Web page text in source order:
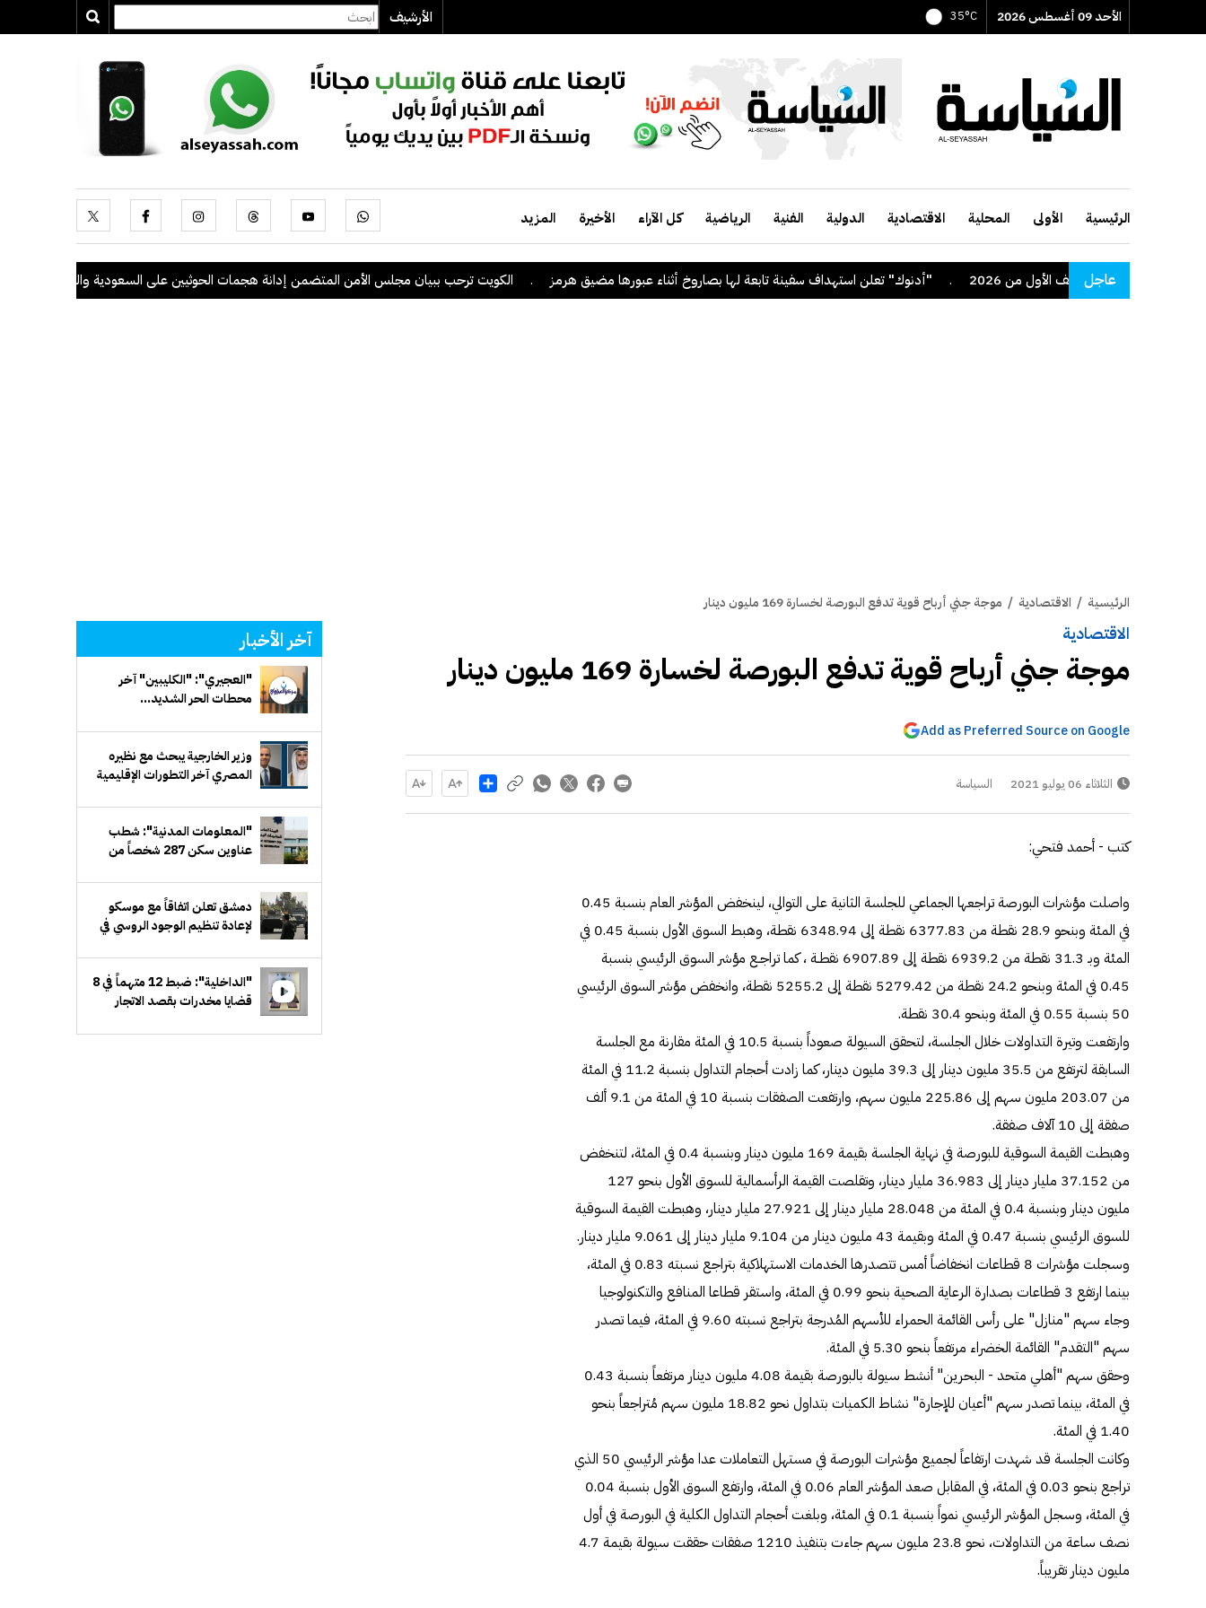
الأحد 09 أغسطس 2026 35°C الأرشيف
الرئيسية الأولى المحلية الاقتصادية الدولية الفنية الرياضية كل الآراء الأخيرة المزيد
عاجل . "أدنوك" تعلن استهداف سفينة تابعة لها بصاروخ أثناء عبورها مضيق هرمز . الكويت ترحب ببيان مجلس الأمن المتضمن إدانة هجمات الحوثيين على السعودية والسفن التجارية
الرئيسية / الاقتصادية / موجة جني أرباح قوية تدفع البورصة لخسارة 169 مليون دينار
الاقتصادية
موجة جني أرباح قوية تدفع البورصة لخسارة 169 مليون دينار
Add as Preferred Source on Google
الثلاثاء 06 يوليو 2021 السياسة Share
كتب - أحمد فتحي:
واصلت مؤشرات البورصة تراجعها الجماعي للجلسة الثانية على التوالي، لينخفض المؤشر العام بنسبة 0.45
في المئة وبنحو 28.9 نقطة من 6377.83 نقطة إلى 6348.94 نقطة، وهبط السوق الأول بنسبة 0.45 في
المئة وبـ 31.3 نقطة من 6939.2 نقطة إلى 6907.89 نقطـة ، كما تراجـع مؤشر السوق الرئيسي بنسبة
0.45 في المئة وبنحو 24.2 نقطة من 5279.42 نقطة إلى 5255.2 نقطة، وانخفض مؤشر السوق الرئيسي
50 بنسبة 0.55 في المئة وبنحو 30.4 نقطة.
وارتفعت وتيرة التداولات خلال الجلسة، لتحقق السيولة صعوداً بنسبة 10.5 في المئة مقارنة مع الجلسة
السابقة لترتفع من 35.5 مليون دينار إلى 39.3 مليون دينار، كما زادت أحجام التداول بنسبة 11.2 في المئة
من 203.07 مليون سهم إلى 225.86 مليون سهم، وارتفعت الصفقات بنسبة 10 في المئة من 9.1 ألف
صفقة إلى 10 آلاف صفقة.
وهبطت القيمة السوقية للبورصة في نهاية الجلسة بقيمة 169 مليون دينار وبنسبة 0.4 في المئة، لتنخفض
من 37.152 مليار دينار إلى 36.983 مليار دينار، وتقلصت القيمة الرأسمالية للسوق الأول بنحو 127
مليون دينار وبنسبة 0.4 في المئة من 28.048 مليار دينار إلى 27.921 مليار دينار، وهبطت القيمة السوقية
للسوق الرئيسي بنسبة 0.47 في المئة وبقيمة 43 مليون دينار من 9.104 مليار دينار إلى 9.061 مليار دينار.
وسجلت مؤشرات 8 قطاعات انخفاضاً أمس تتصدرها الخدمات الاستهلاكية بتراجع نسبته 0.83 في المئة،
بينما ارتفع 3 قطاعات بصدارة الرعاية الصحية بنحو 0.99 في المئة، واستقر قطاعا المنافع والتكنولوجيا
وجاء سهم "منازل" على رأس القائمة الحمراء للأسهم المُدرجة بتراجع نسبته 9.60 في المئة، فيما تصدر
سهم "التقدم" القائمة الخضراء مرتفعاً بنحو 5.30 في المئة.
وحقق سهم "أهلي متحد - البحرين" أنشط سيولة بالبورصة بقيمة 4.08 مليون دينار مرتفعاً بنسبة 0.43
في المئة، بينما تصدر سهم "أعيان للإجارة" نشاط الكميات بتداول نحو 18.82 مليون سهم مُتراجعاً بنحو
1.40 في المئة.
وكانت الجلسة قد شهدت ارتفاعاً لجميع مؤشرات البورصة في مستهل التعاملات عدا مؤشر الرئيسي 50 الذي
تراجع بنحو 0.03 في المئة، في المقابل صعد المؤشر العام 0.06 في المئة، وارتفع السوق الأول بنسبة 0.04
في المئة، وسجل المؤشر الرئيسي نمواً بنسبة 0.1 في المئة، وبلغت أحجام التداول الكلية في البورصة في أول
نصف ساعة من التداولات، نحو 23.8 مليون سهم جاءت بتنفيذ 1210 صفقات حققت سيولة بقيمة 4.7
مليون دينار تقريباً.
آخر الأخبار
"العجيري": "الكليبين" آخر
محطات الحر الشديد...
وزير الخارجية يبحث مع نظيره
المصري آخر التطورات الإقليمية
"المعلومات المدنية": شطب
عناوين سكن 287 شخصاً من
دمشق تعلن اتفاقاً مع موسكو
لإعادة تنظيم الوجود الروسي في
"الداخلية": ضبط 12 متهماً في 8
قضايا مخدرات بقصد الاتجار